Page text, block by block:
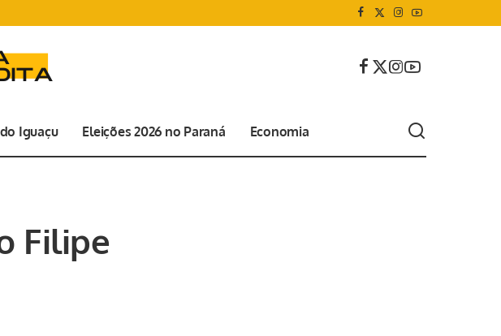
Iguaçu Eleições 2026 no Paraná Economia
Filipe